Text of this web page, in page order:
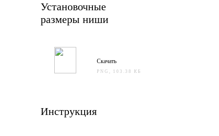
Установочные
размеры ниши
Скачать
PNG, 103.38 КБ
Инструкция